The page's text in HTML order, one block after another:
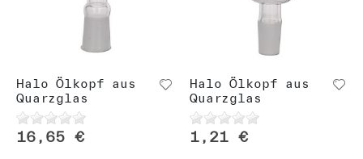
Halo Ölkopf aus
Quarzglas
16,65 €
Halo Ölkopf aus
Quarzglas
1,21 €